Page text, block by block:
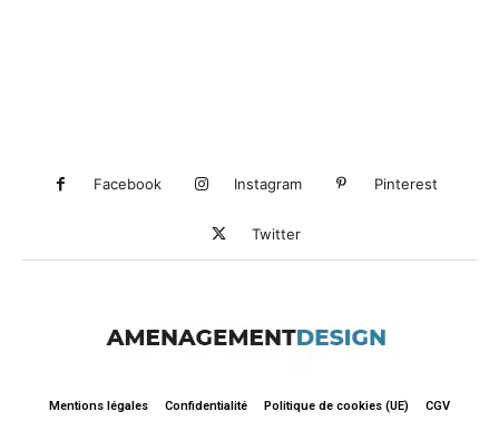
Facebook Instagram Pinterest
Twitter
Mentions légales Confidentialité Politique de cookies (UE) CGV